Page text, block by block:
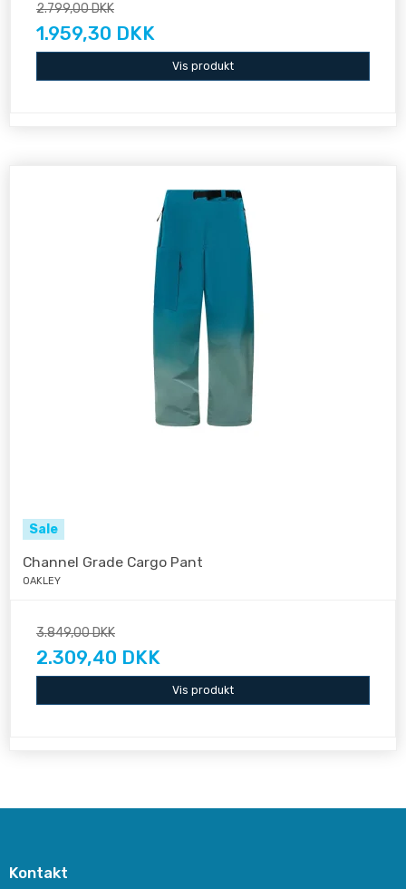
2.799,00 DKK
1.959,30 DKK
Vis produkt
Sale
Channel Grade Cargo Pant
OAKLEY
3.849,00 DKK
2.309,40 DKK
Vis produkt
Kontakt